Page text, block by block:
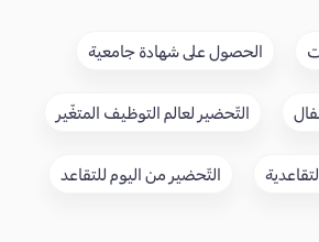
الحصول على شهادة جامعية
التّحضير لعالم التوظيف المتغّير
التّحضير من اليوم للتقاعد